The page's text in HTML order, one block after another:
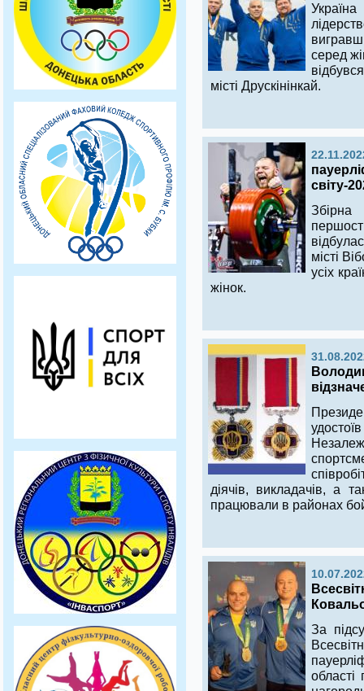
серед
місті Друскінінкай.
світу-
Збірна
місті
усіх
жінок.
діячів, викладачів, а
працювали в районах
За
області